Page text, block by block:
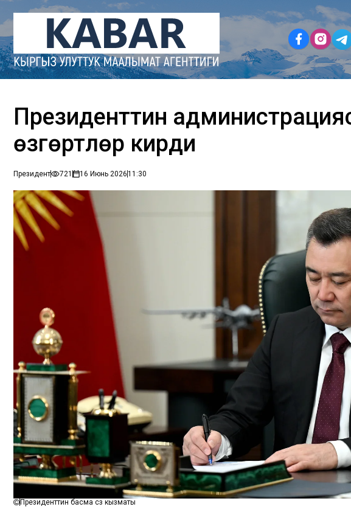
Президенттин
өзгөртүүлөр кирди
Президент 721 16 Июнь 202611:30
Президенттин басма сөз кызматы